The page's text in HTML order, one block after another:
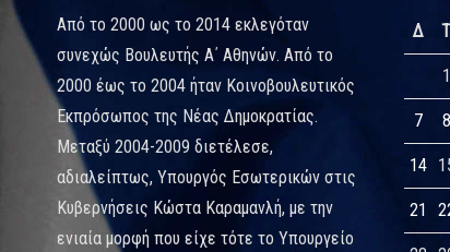
Από το 2000 ως το 2014 εκλεγόταν
συνεχώς Βουλευτής Α΄ Αθηνών. Από το
2000 έως το 2004 ήταν Κοινοβουλευτικός
Εκπρόσωπος της Νέας Δημοκρατίας.
Μεταξύ 2004-2009 διετέλεσε,
αδιαλείπτως, Υπουργός Εσωτερικών στις
Κυβερνήσεις Κώστα Καραμανλή, με την
ενιαία μορφή που είχε τότε το Υπουργείο
Δ Τ
1
7 8
14
21